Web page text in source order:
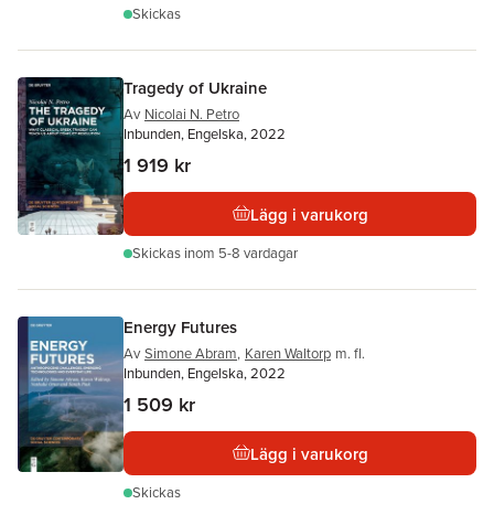
Skickas
Tragedy of Ukraine
Av Nicolai N. Petro
Inbunden, Engelska, 2022
1 919 kr
Lägg i varukorg
Skickas inom 5-8 vardagar
Energy Futures
Av Simone Abram, Karen Waltorp m. fl.
Inbunden, Engelska, 2022
1 509 kr
Lägg i varukorg
Skickas